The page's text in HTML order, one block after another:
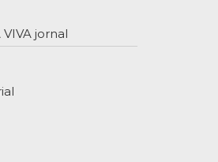
jornal